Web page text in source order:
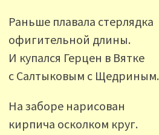
Раньше плавала стерлядка
офигительной длины.
И купался Герцен в Вятке
с Салтыковым с Щедриным.
На заборе нарисован
кирпича осколком круг.